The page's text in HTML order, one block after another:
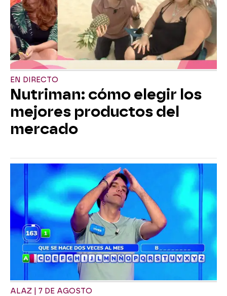
EN DIRECTO
Nutriman: cómo elegir los
mejores productos del
mercado
ALAZ | 7 DE AGOSTO